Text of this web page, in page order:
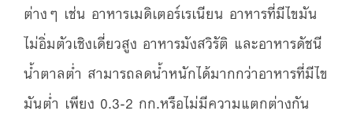
ต่างๆ เช่น อาหารเมดิเตอร์เรเนียน อาหารที่มีไขมัน
ไม่อิ่มตัวเชิงเดี่ยวสูง อาหารมังสวิรัติ และอาหารดัชนี
น้ำตาลต่ำ สามารถลดน้ำหนักได้มากกว่าอาหารที่มีไข
มันต่ำ เพียง 0.3-2 กก.หรือไม่มีความแตกต่างกัน